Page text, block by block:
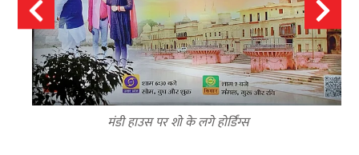
मंडी हाउस पर शो के लगे होर्डिंग्स